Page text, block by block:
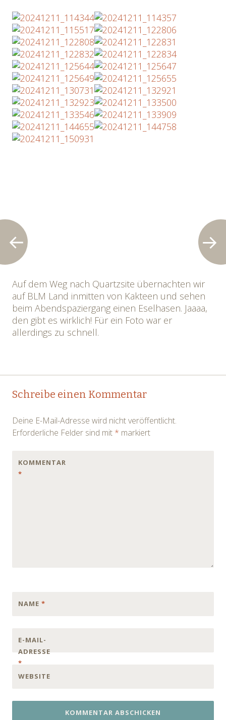
Auf dem Weg nach Quartzsite übernachten wir
auf BLM Land inmitten von Kakteen und sehen
beim Abendspaziergang einen Eselhasen. Jaaaa,
den gibt es wirklich! Für ein Foto war er
allerdings zu schnell.
Post
Schreibe einen Kommentar
Deine E-Mail-Adresse wird nicht veröffentlicht.
Erforderliche Felder sind mit * markiert
KOMMENTAR
*
NAME *
E-MAIL-
ADRESSE
*
WEBSITE